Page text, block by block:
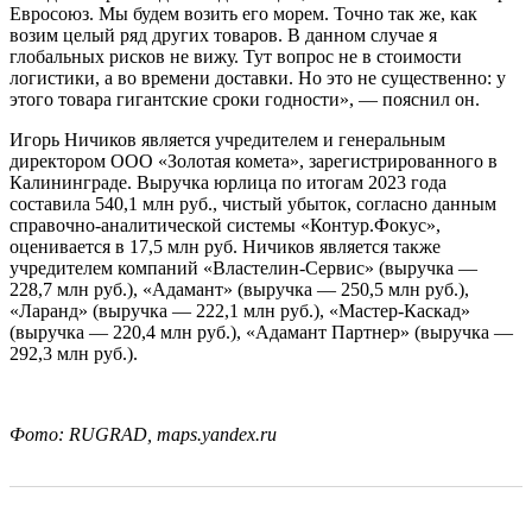
Евросоюз. Мы будем возить его морем. Точно так же, как
возим целый ряд других товаров. В данном случае я
глобальных рисков не вижу. Тут вопрос не в стоимости
логистики, а во времени доставки. Но это не существенно: у
этого товара гигантские сроки годности», — пояснил он.
Игорь Ничиков является учредителем и генеральным
директором ООО «Золотая комета», зарегистрированного в
Калининграде. Выручка юрлица по итогам 2023 года
составила 540,1 млн руб., чистый убыток, согласно данным
справочно-аналитической системы «Контур.Фокус»,
оценивается в 17,5 млн руб. Ничиков является также
учредителем компаний «Властелин-Сервис» (выручка —
228,7 млн руб.), «Адамант» (выручка — 250,5 млн руб.),
«Ларанд» (выручка — 222,1 млн руб.), «Мастер-Каскад»
(выручка — 220,4 млн руб.), «Адамант Партнер» (выручка —
292,3 млн руб.).
Фото: RUGRAD, maps.yandex.ru